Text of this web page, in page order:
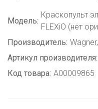
Модель:
Краскопульт
FLEXiO (нет
Производитель:
Артикул производителя:
Код товара: A00009865